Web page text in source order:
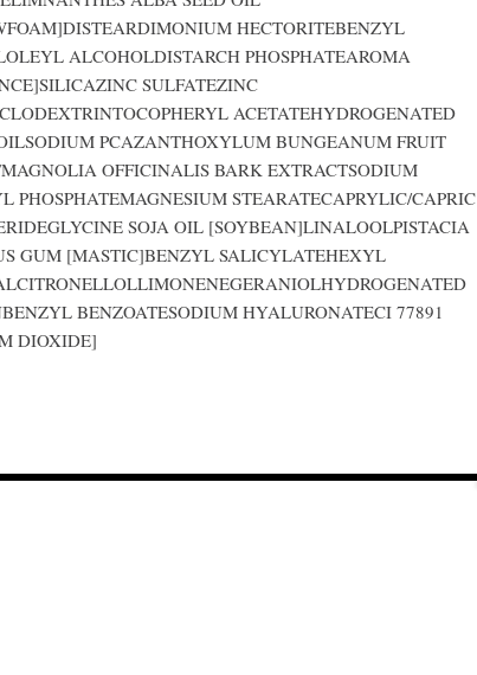
HECTORITEBENZYL
ALCOHOLDISTARCH PHOSPHATEAROMA
SULFATEZINC
ACETATEHYDROGENATED
PCAZANTHOXYLUM BUNGEANUM FRUIT
OFFICINALIS BARK EXTRACTSODIUM
PHOSPHATEMAGNESIUM STEARATECAPRYLIC/CAPRIC
SOJA OIL [SOYBEAN]LINALOOLPISTACIA
GUM [MASTIC]BENZYL SALICYLATEHEXYL
BENZOATESODIUM HYALURONATECI 77891
DIOXIDE]